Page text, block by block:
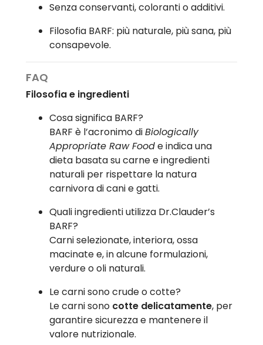
Senza conservanti, coloranti o additivi.
Filosofia BARF: più naturale, più sana, più
consapevole.
FAQ
Filosofia e ingredienti
Cosa significa BARF?
BARF è l’acronimo diBiologically
Appropriate Raw Foode indica una
dieta basata su carne e ingredienti
naturali per rispettare la natura
carnivora di cani e gatti.
Quali ingredienti utilizza Dr.Clauder’s
BARF?
Carni selezionate, interiora, ossa
macinate e, in alcune formulazioni,
verdure o oli naturali.
Le carni sono crude o cotte?
Le carni sono cotte delicatamente, per
garantire sicurezza e mantenere il
valore nutrizionale.